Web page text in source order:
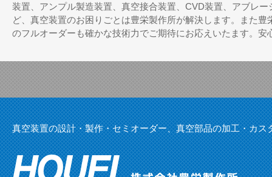
装置、アンプル製造装置、真空接合装置、CVD装置、アブレ
ど、真空装置のお困りごとは豊栄製作所が解決します。また
のフルオーダーも確かな技術力でご期待にお応えいたます。
真空装置の設計・製作・セミオーダー、真空部品の加工・カ